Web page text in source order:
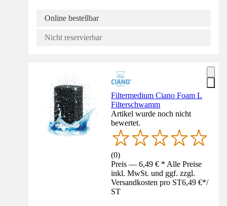
Online bestellbar
Nicht reservierbar
Filtermedium Ciano Foam L
Filterschwamm
Artikel wurde noch nicht
bewertet.
(0)
Preis — 6,49 € * Alle Preise
inkl. MwSt. und ggf. zzgl.
Versandkosten pro ST6,49 €*/
ST